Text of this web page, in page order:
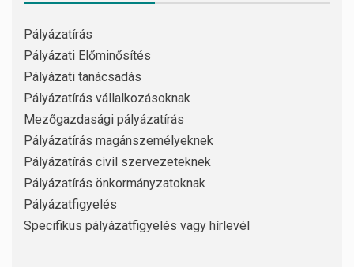
Pályázatírás
Pályázati Előminősítés
Pályázati tanácsadás
Pályázatírás vállalkozásoknak
Mezőgazdasági pályázatírás
Pályázatírás magánszemélyeknek
Pályázatírás civil szervezeteknek
Pályázatírás önkormányzatoknak
Pályázatfigyelés
Specifikus pályázatfigyelés vagy hírlevél